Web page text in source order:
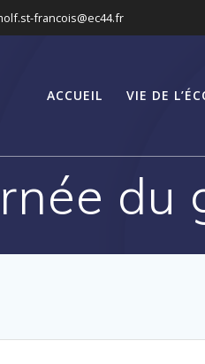
francois@ec44.fr
ACCUEIL VIE DE
du